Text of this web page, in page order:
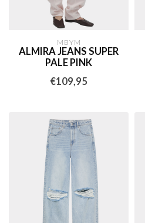
MBYM
ALMIRA JEANS SUPER
PALE PINK
€109,95